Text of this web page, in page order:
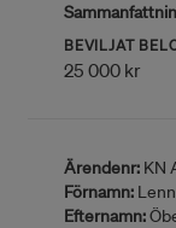
BEVILJAT
25 000 kr
Ärendenr: KN
Förnamn:
Efternamn: